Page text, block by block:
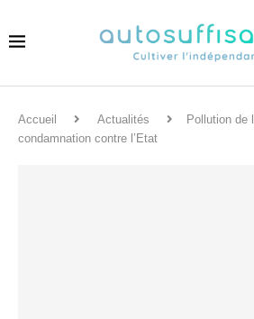
Accueil Actualités
Pollution de
condamnation contre l’Etat